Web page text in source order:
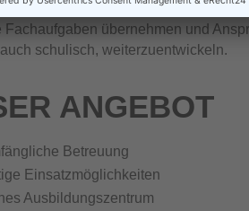
viele
übernehmen und
schulisch, weiterzuentwickeln.
ANGEBOT
Betreuung
Einsatzmöglichkeiten
Ausbildungszentrum